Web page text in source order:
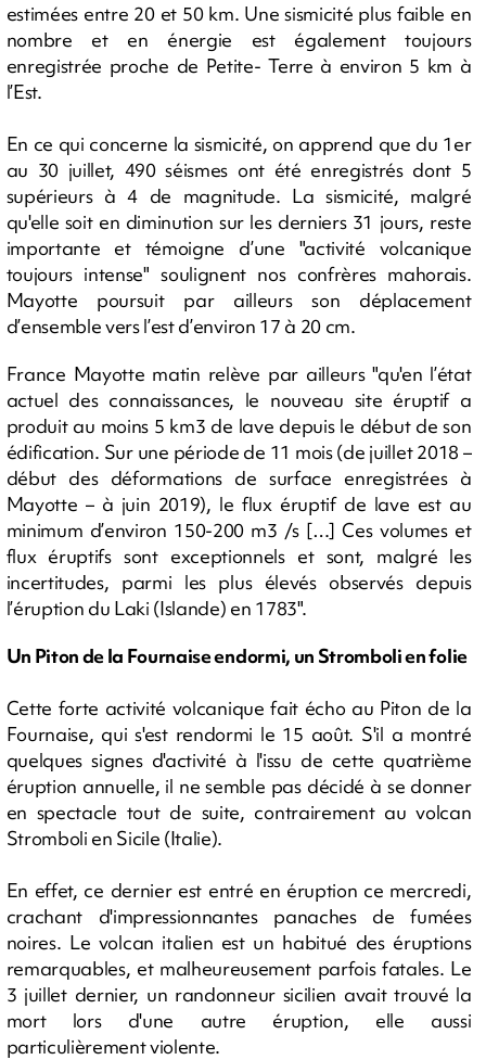
estimées entre 20 et 50 km. Une sismicité plus faible en
nombre et en énergie est également toujours
enregistrée proche de Petite- Terre à environ 5 km à
l’Est.
En ce qui concerne la sismicité, on apprend que du 1er
au 30 juillet, 490 séismes ont été enregistrés dont 5
supérieurs à 4 de magnitude. La sismicité, malgré
qu'elle soit en diminution sur les derniers 31 jours, reste
importante et témoigne d’une "activité volcanique
toujours intense" soulignent nos confrères mahorais.
Mayotte poursuit par ailleurs son déplacement
d’ensemble vers l’est d’environ 17 à 20 cm.
France Mayotte matin relève par ailleurs "qu'en l’état
actuel des connaissances, le nouveau site éruptif a
produit au moins 5 km3 de lave depuis le début de son
édification. Sur une période de 11 mois (de juillet 2018 –
début des déformations de surface enregistrées à
Mayotte – à juin 2019), le flux éruptif de lave est au
minimum d’environ 150-200 m3 /s […] Ces volumes et
flux éruptifs sont exceptionnels et sont, malgré les
incertitudes, parmi les plus élevés observés depuis
l’éruption du Laki (Islande) en 1783".
Un Piton de la Fournaise endormi, un Stromboli en folie
Cette forte activité volcanique fait écho au Piton de la
Fournaise, qui s'est rendormi le 15 août. S'il a montré
quelques signes d'activité à l'issu de cette quatrième
éruption annuelle, il ne semble pas décidé à se donner
en spectacle tout de suite, contrairement au volcan
Stromboli en Sicile (Italie).
En effet, ce dernier est entré en éruption ce mercredi,
crachant d'impressionnantes panaches de fumées
noires. Le volcan italien est un habitué des éruptions
remarquables, et malheureusement parfois fatales. Le
3 juillet dernier, un randonneur sicilien avait trouvé la
mort lors d'une autre éruption, elle aussi
particulièrement violente.